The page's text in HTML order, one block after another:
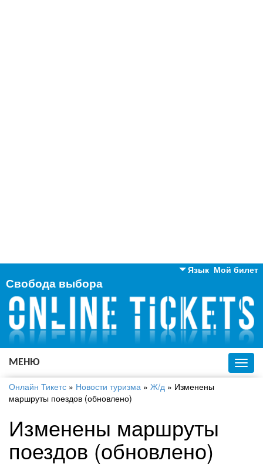
Мой билет
Язык
Английский
Русский
Украинский
Свобода выбора
МЕНЮ
Онлайн Тикетс » Новости туризма » Ж/д » Изменены
маршруты поездов (обновлено)
Изменены маршруты
поездов (обновлено)